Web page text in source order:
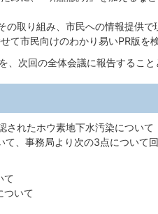
の取り組み、市民への情報提供
て市民向けのわかり易いPR版を検
次回の全体会議に報告すること
れたホウ素地下水汚染について
て、事務局より次の3点について
て
ついて